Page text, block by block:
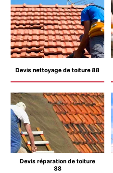
Devis nettoyage de toiture 88
Devis réparation de toiture
88